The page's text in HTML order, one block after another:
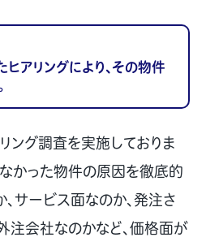
アリングにより、その物件
ング調査を実施しておりま
なかった物件の原因を徹底的
サービス面なのか、発注さ
注会社なのかなど、価格面が